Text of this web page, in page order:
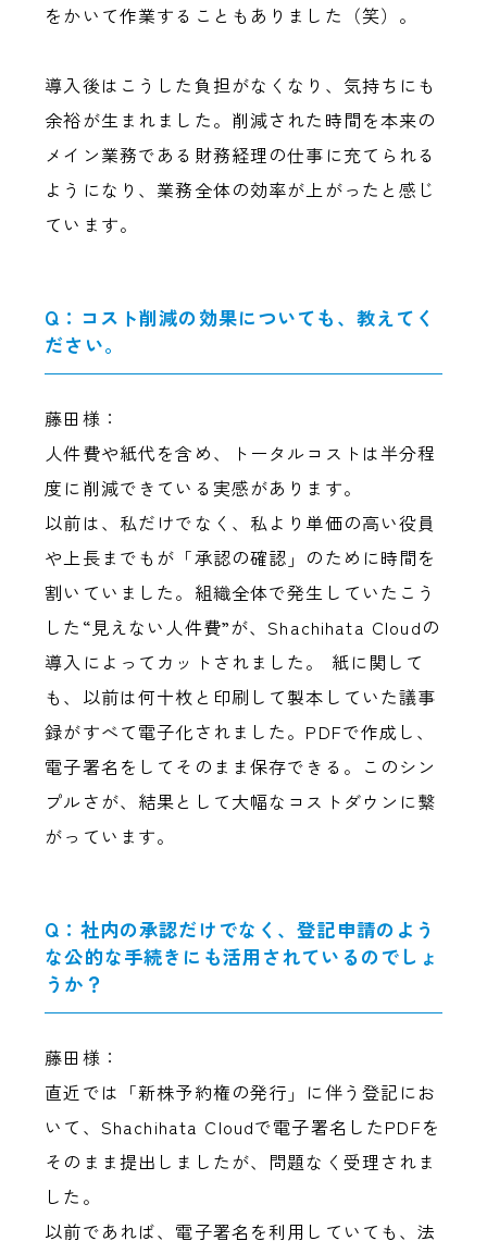
をかいて作業することもありました（笑）。
導入後はこうした負担がなくなり、気持ちにも
余裕が生まれました。削減された時間を本来の
メイン業務である財務経理の仕事に充てられる
ようになり、業務全体の効率が上がったと感じ
ています。
Q：コスト削減の効果についても、教えてく
ださい。
藤田様：
人件費や紙代を含め、トータルコストは半分程
度に削減できている実感があります。
以前は、私だけでなく、私より単価の高い役員
や上長までもが「承認の確認」のために時間を
割いていました。組織全体で発生していたこう
した“見えない人件費”が、Shachihata Cloudの
導入によってカットされました。 紙に関して
も、以前は何十枚と印刷して製本していた議事
録がすべて電子化されました。PDFで作成し、
電子署名をしてそのまま保存できる。このシン
プルさが、結果として大幅なコストダウンに繋
がっています。
Q：社内の承認だけでなく、登記申請のよう
な公的な手続きにも活用されているのでしょ
うか？
藤田様：
直近では「新株予約権の発行」に伴う登記にお
いて、Shachihata Cloudで電子署名したPDFを
そのまま提出しましたが、問題なく受理されま
した。
以前であれば、電子署名を利用していても、法